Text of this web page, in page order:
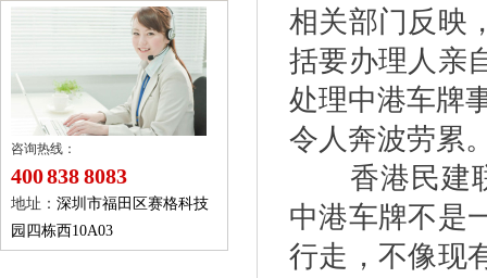
咨询热线：
400 838 8083
地址： 深圳市福田区赛格科技
园四栋西10A03
相关部门反映
括要办理人亲
处理中港车牌
令人奔波劳累
香港民建联
中港车牌不是
行走，不像现